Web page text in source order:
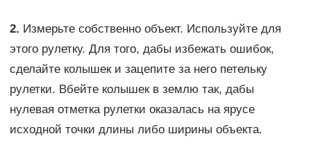
2. Измерьте собственно объект. Используйте для
этого рулетку. Для того, дабы избежать ошибок,
сделайте колышек и зацепите за него петельку
рулетки. Вбейте колышек в землю так, дабы
нулевая отметка рулетки оказалась на ярусе
исходной точки длины либо ширины объекта.